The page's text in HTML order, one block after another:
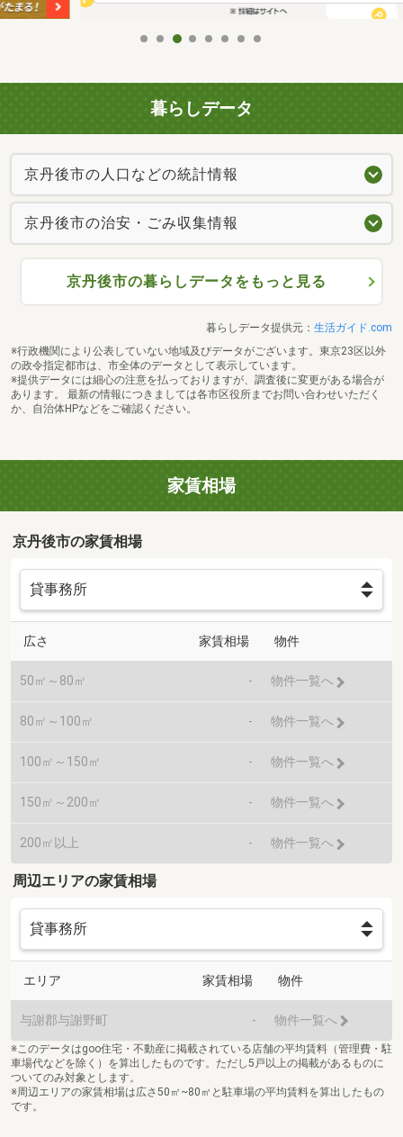
暮らしデータ
京丹後市の人口などの統計情報
京丹後市の治安・ごみ収集情報
京丹後市の暮らしデータをもっと見る
暮らしデータ提供元： 生活ガイド.com
※行政機関により公表していない地域及びデータがございます。東京23区以外
の政令指定都市は、市全体のデータとして表示しています。
※提供データには細心の注意を払っておりますが、調査後に変更がある場合が
あります。 最新の情報につきましては各市区役所までお問い合わせいただく
か、自治体HPなどをご確認ください。
家賃相場
京丹後市の家賃相場
広さ 家賃相場 物件
50㎡～80㎡ - 物件一覧へ
80㎡～100㎡ - 物件一覧へ
100㎡～150㎡ - 物件一覧へ
150㎡～200㎡ - 物件一覧へ
200㎡以上 - 物件一覧へ
周辺エリアの家賃相場
エリア 家賃相場 物件
与謝郡与謝野町 - 物件一覧へ
※このデータはgoo住宅・不動産に掲載されている店舗の平均賃料（管理費・駐
車場代などを除く）を算出したものです。ただし5戸以上の掲載があるものに
ついてのみ対象とします。
※周辺エリアの家賃相場は広さ50㎡~80㎡と駐車場の平均賃料を算出したもの
です。